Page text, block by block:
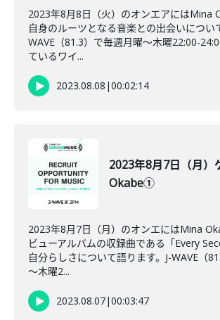
2023年8月8日（火）のオンエアにはMina
自身のルーツとなる音楽との出会いについ
WAVE（81.3）で毎週月曜～木曜22:00-
ているワイ...
2023.08.08 |00:02:14
2023年8月7日（月
Okabe①
2023年8月7日（月）のオンエにはMina
ビューアルバムの収録曲である「Every
自分らしさについて語ります。J-WAVE（
～木曜2...
2023.08.07|00:03:47